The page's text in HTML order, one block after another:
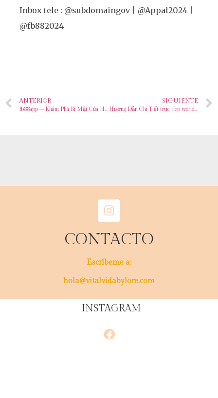
Inbox tele : @subdomaingov | @Appal2024 |
@fb882024
ANTERIOR SIGUIENTE
CONTACTO
Escríbeme a:
hola@vitalvidabylore.com
INSTAGRAM